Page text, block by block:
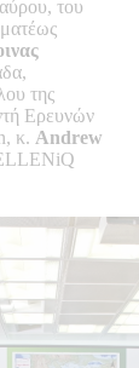
του
της
Ερευνών
κ. Andrew